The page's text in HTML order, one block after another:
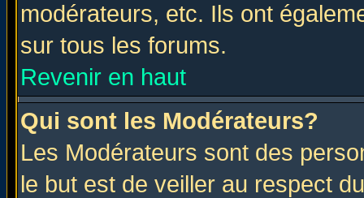
modérateurs, etc. Ils ont
sur tous les forums.
Revenir en haut
Qui sont les Modérateurs?
Les Modérateurs sont des
le but est de veiller au respect